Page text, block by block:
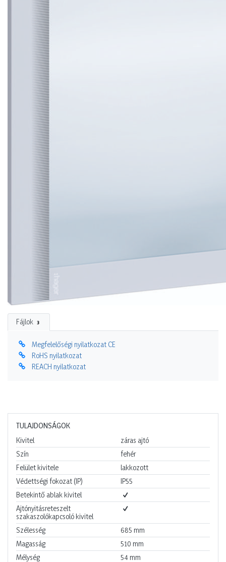
Fájlok 3
Megfelelőségi nyilatkozat CE
RoHS nyilatkozat
REACH nyilatkozat
TULAJDONSÁGOK
Kivitel
záras ajtó
Szín
fehér
Felület kivitele
lakkozott
Védettségi fokozat (IP)
IP55
Betekintő ablak kivitel
Ajtónyitásreteszelt
szakaszolókapcsoló kivitel
Szélesség
685 mm
Magasság
510 mm
Mélység
54 mm